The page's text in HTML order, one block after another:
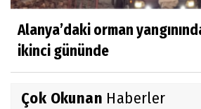
Alanya’daki orman
ikinci gününde
Çok Okunan Haberler